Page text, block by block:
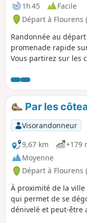
1h 45
Facile
Départ à Flourens
Randonnée au
promenade rapide
Vous partirez sur les
Par les
Visorandonneur
9,67 km
+179
Moyenne
Départ à Flourens
À proximité de la
qui permet de se
dénivelé et peut-être